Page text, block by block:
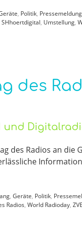
, Politik,
SHhoertdigital, Umstellung,
des
und
des Radios an die
, Geräte, Politik,
Radios, World Radioday,